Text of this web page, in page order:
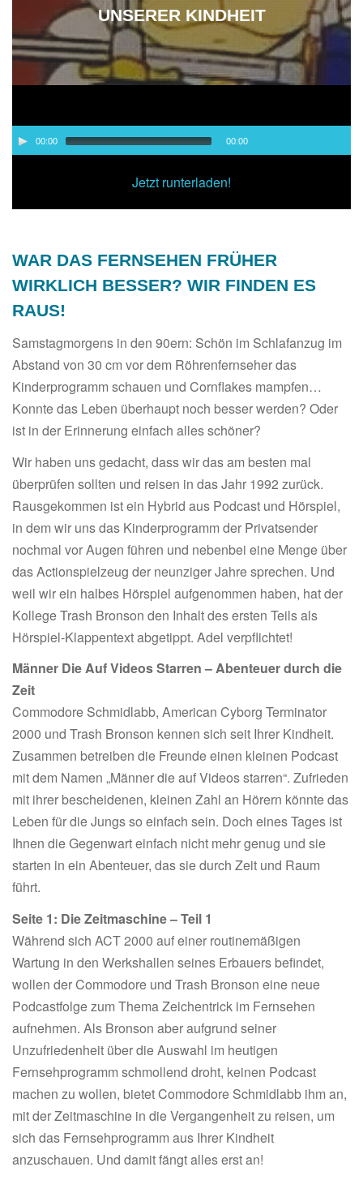
UNSERER KINDHEIT
Player
00:00 00:00
Jetzt runterladen!
WAR DAS FERNSEHEN FRÜHER
WIRKLICH BESSER? WIR FINDEN ES
RAUS!
Samstagmorgens in den 90ern: Schön im Schlafanzug im
Abstand von 30 cm vor dem Röhrenfernseher das
Kinderprogramm schauen und Cornflakes mampfen…
Konnte das Leben überhaupt noch besser werden? Oder
ist in der Erinnerung einfach alles schöner?
Wir haben uns gedacht, dass wir das am besten mal
überprüfen sollten und reisen in das Jahr 1992 zurück.
Rausgekommen ist ein Hybrid aus Podcast und Hörspiel,
in dem wir uns das Kinderprogramm der Privatsender
nochmal vor Augen führen und nebenbei eine Menge über
das Actionspielzeug der neunziger Jahre sprechen. Und
weil wir ein halbes Hörspiel aufgenommen haben, hat der
Kollege Trash Bronson den Inhalt des ersten Teils als
Hörspiel-Klappentext abgetippt. Adel verpflichtet!
Männer Die Auf Videos Starren – Abenteuer durch die
Zeit
Commodore Schmidlabb, American Cyborg Terminator
2000 und Trash Bronson kennen sich seit Ihrer Kindheit.
Zusammen betreiben die Freunde einen kleinen Podcast
mit dem Namen „Männer die auf Videos starren“. Zufrieden
mit ihrer bescheidenen, kleinen Zahl an Hörern könnte das
Leben für die Jungs so einfach sein. Doch eines Tages ist
Ihnen die Gegenwart einfach nicht mehr genug und sie
starten in ein Abenteuer, das sie durch Zeit und Raum
führt.
Seite 1: Die Zeitmaschine – Teil 1
Während sich ACT 2000 auf einer routinemäßigen
Wartung in den Werkshallen seines Erbauers befindet,
wollen der Commodore und Trash Bronson eine neue
Podcastfolge zum Thema Zeichentrick im Fernsehen
aufnehmen. Als Bronson aber aufgrund seiner
Unzufriedenheit über die Auswahl im heutigen
Fernsehprogramm schmollend droht, keinen Podcast
machen zu wollen, bietet Commodore Schmidlabb ihm an,
mit der Zeitmaschine in die Vergangenheit zu reisen, um
sich das Fernsehprogramm aus Ihrer Kindheit
anzuschauen. Und damit fängt alles erst an!